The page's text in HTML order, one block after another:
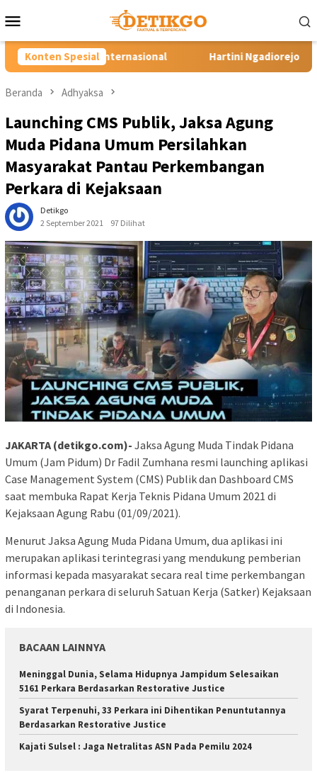
ke
Mobile
Konten SpesialHartini Ngadiorejo Pacu Transformasi SMKN 1
Beranda Adhyaksa
Launching CMS Publik, Jaksa Agung
Muda Pidana Umum Persilahkan
Masyarakat Pantau Perkembangan
Perkara di Kejaksaan
Detikgo
2 September 2021
97 Dilihat
JAKARTA (detikgo.com)- Jaksa Agung Muda Tindak Pidana
Umum (Jam Pidum) Dr Fadil Zumhana resmi launching aplikasi
Case Management System (CMS) Publik dan Dashboard CMS
saat membuka Rapat Kerja Teknis Pidana Umum 2021 di
Kejaksaan Agung Rabu (01/09/2021).
Menurut Jaksa Agung Muda Pidana Umum, dua aplikasi ini
merupakan aplikasi terintegrasi yang mendukung pemberian
informasi kepada masyarakat secara real time perkembangan
penanganan perkara di seluruh Satuan Kerja (Satker) Kejaksaan
di Indonesia.
BACAAN LAINNYA
Meninggal Dunia, Selama Hidupnya Jampidum Selesaikan
5161 Perkara Berdasarkan Restorative Justice
Syarat Terpenuhi, 33 Perkara ini Dihentikan Penuntutannya
Berdasarkan Restorative Justice
Kajati Sulsel : Jaga Netralitas ASN Pada Pemilu 2024